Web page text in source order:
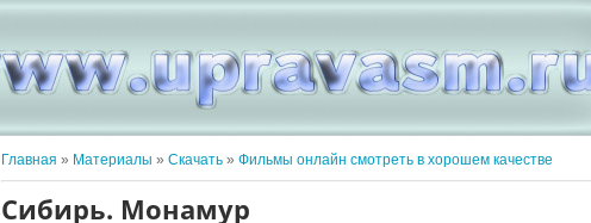
Главная » Материалы » Скачать » Фильмы онлайн смотреть в хорошем качестве
Сибирь. Монамур